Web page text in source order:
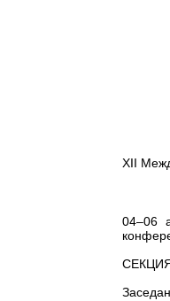
ХII
04–06
СЕКЦИЯ